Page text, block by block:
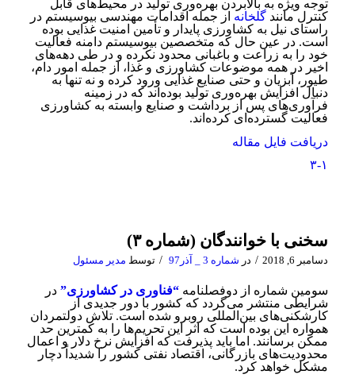
توجه ویژه به بالابردن بهره‌وری تولید در محیط‌های قابل
کنترل مانند گلخانه از جمله اقدامات مهندسی بیوسیستم در
راستای نیل به کشاورزی پایدار و تأمین امنیت غذایی بوده
است. در عین حال که متخصصین بیوسیستم دامنه فعالیت
خود را به زراعت و باغبانی محدود نکرده و در طی دهه‌های
اخیر در همه موضوعات کشاورزی و غذا، از جمله امور دام،
طیور، آبزیان و حتی صنایع غذایی ورود کرده و نه تنها به
دنبال افزایش بهره‌وری تولید بوده‌اند که در زمینه
فرآوری‌های پس از برداشت و صنایع وابسته به کشاورزی
فعالیت گسترده‌ای کرده‌اند.
دریافت فایل مقاله
۳-۱
سخنی با خوانندگان (شماره ۳)
دسامبر 6, 2018 / در شماره 3 _ آذر97 / توسط مدیر مسئول
سومین شماره از دوفصلنامه “فناوری در کشاورزی”در
شرایطی منتشر می‌گردد که کشور با دور جدیدی از
کارشکنی‌‌های بین‌المللی روبرو شده است. تلاش دولتمردان
همواره این بوده است که اثر این تحریم‌ها را به کمترین حد
ممکن برسانند. اما باید پذیرفت که افزایش نرخ دلار و اعمال
محدودیت‌های بازرگانی، اقتصاد نفتی کشور را شدیداً دچار
مشکل خواهد کرد.